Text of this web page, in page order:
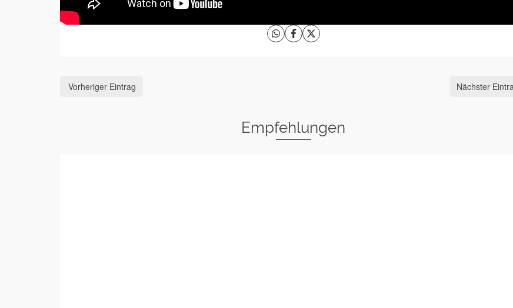
Vorheriger Eintrag Nächster
Empfehlungen